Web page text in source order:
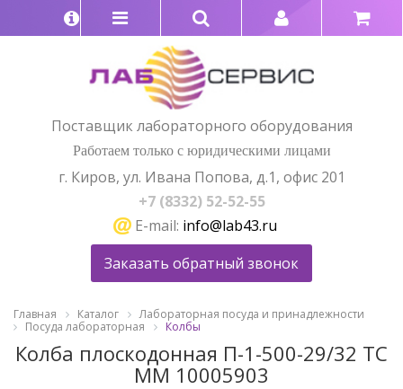
Поставщик лабораторного оборудования
Работаем только с юридическими лицами
г. Киров, ул. Ивана Попова, д.1, офис 201
+7 (8332) 52-52-55
E-mail: info@lab43.ru
Заказать обратный звонок
Главная Каталог
Лабораторная посуда и принадлежности
Посуда лабораторная
Колбы
Колба плоскодонная П-1-500-29/32 ТС
ММ 10005903